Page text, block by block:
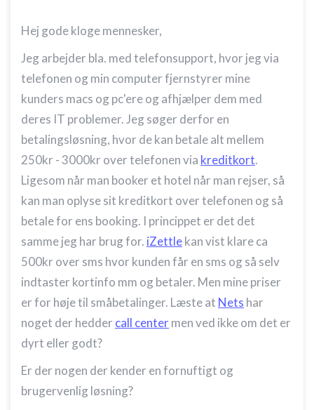
Hej gode kloge mennesker,
Jeg arbejder bla. med telefonsupport, hvor jeg via
telefonen og min computer fjernstyrer mine
kunders macs og pc'ere og afhjælper dem med
deres IT problemer. Jeg søger derfor en
betalingsløsning, hvor de kan betale alt mellem
250kr - 3000kr over telefonen via kreditkort.
Ligesom når man booker et hotel når man rejser, så
kan man oplyse sit kreditkort over telefonen og så
betale for ens booking. I princippet er det det
samme jeg har brug for. iZettlekan vist klare ca
500kr over sms hvor kunden får en sms og så selv
indtaster kortinfo mm og betaler. Men mine priser
er for høje til småbetalinger. Læste at Nets har
noget der hedder call centermen ved ikke om det er
dyrt eller godt?
Er der nogen der kender en fornuftigt og
brugervenlig løsning?